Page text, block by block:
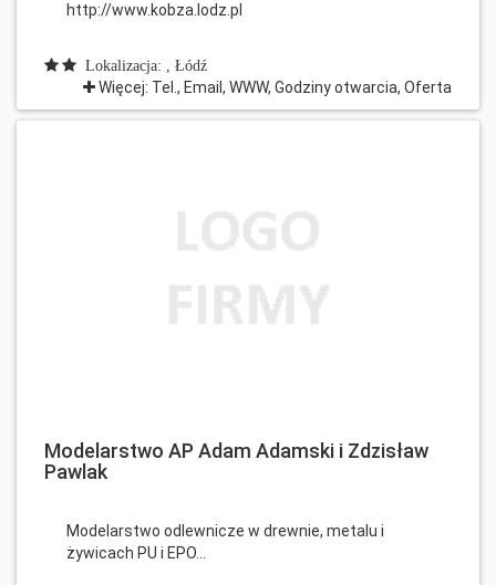
http://www.kobza.lodz.pl
Lokalizacja: , Łódź
Więcej: Tel., Email, WWW, Godziny otwarcia, Oferta
Modelarstwo AP Adam Adamski i Zdzisław
Pawlak
Modelarstwo odlewnicze w drewnie, metalu i
żywicach PU i EPO...